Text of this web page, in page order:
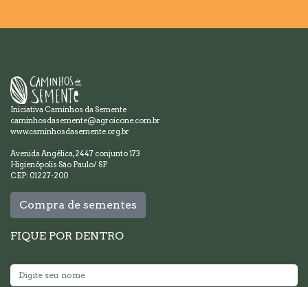
Iniciativa Caminhos da Semente
caminhosdasemente@agroicone.com.br
www.caminhosdasemente.org.br
Avenida Angélica, 2447 conjunto 173
Higienópolis São Paulo/ SP
CEP: 01227-200
Compra de sementes
FIQUE POR DENTRO